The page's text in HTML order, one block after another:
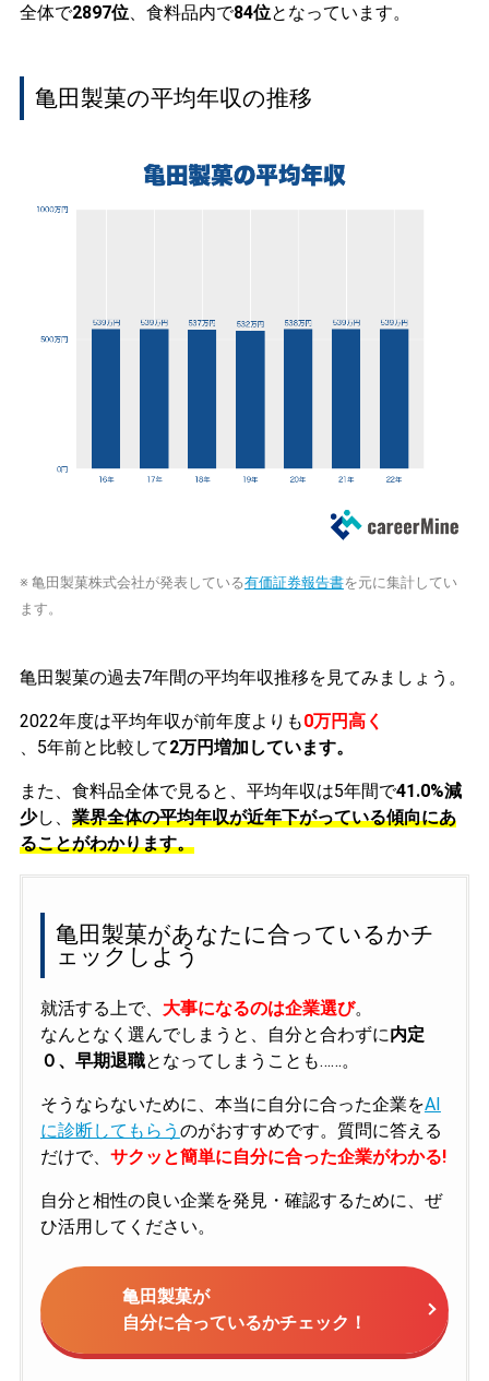
全体で2897位、食料品内で84位となっています。
亀田製菓の平均年収の推移
※ 亀田製菓株式会社が発表している有価証券報告書を元に集計してい
ます。
亀田製菓の過去7年間の平均年収推移を見てみましょう。
2022年度は平均年収が前年度よりも0万円高く
、5年前と比較して2万円増加しています。
また、食料品全体で見ると、平均年収は5年間で41.0%減
少し、 業界全体の平均年収が近年下がっている傾向にあ
ることがわかります。
亀田製菓があなたに合っているかチ
ェックしよう
就活する上で、 大事になるのは企業選び。
なんとなく選んでしまうと、自分と合わずに内定
０、早期退職となってしまうことも……。
そうならないために、本当に自分に合った企業をAI
に診断してもらう のがおすすめです。質問に答える
だけで、 サクッと簡単に自分に合った企業がわかる!
自分と相性の良い企業を発見・確認するために、ぜ
ひ活用してください。
亀田製菓が
自分に合っているかチェック！